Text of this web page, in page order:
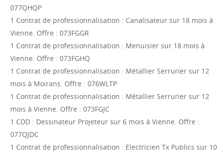
077QHQP
1 Contrat de professionnalisation : Canalisateur sur 18 mois à
Vienne. Offre : 073FGGR
1 Contrat de professionnalisation : Menuisier sur 18 mois à
Vienne. Offre : 073FGHQ
1 Contrat de professionnalisation : Métallier Serrurier sur 12
mois à Moirans. Offre : 076WLTP
1 Contrat de professionnalisation : Métallier Serrurier sur 12
mois à Vienne. Offre : 073FGJC
1 CDD : Dessinateur Projeteur sur 6 mois à Vienne. Offre :
077QJDC
1 Contrat de professionnalisation : Electricien Tx Publics sur 10